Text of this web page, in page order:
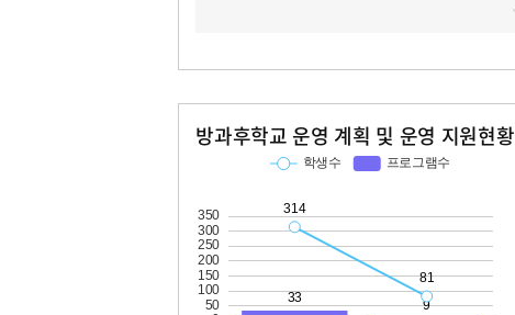
방과후학교 운영 계획 및 운영 지원현황